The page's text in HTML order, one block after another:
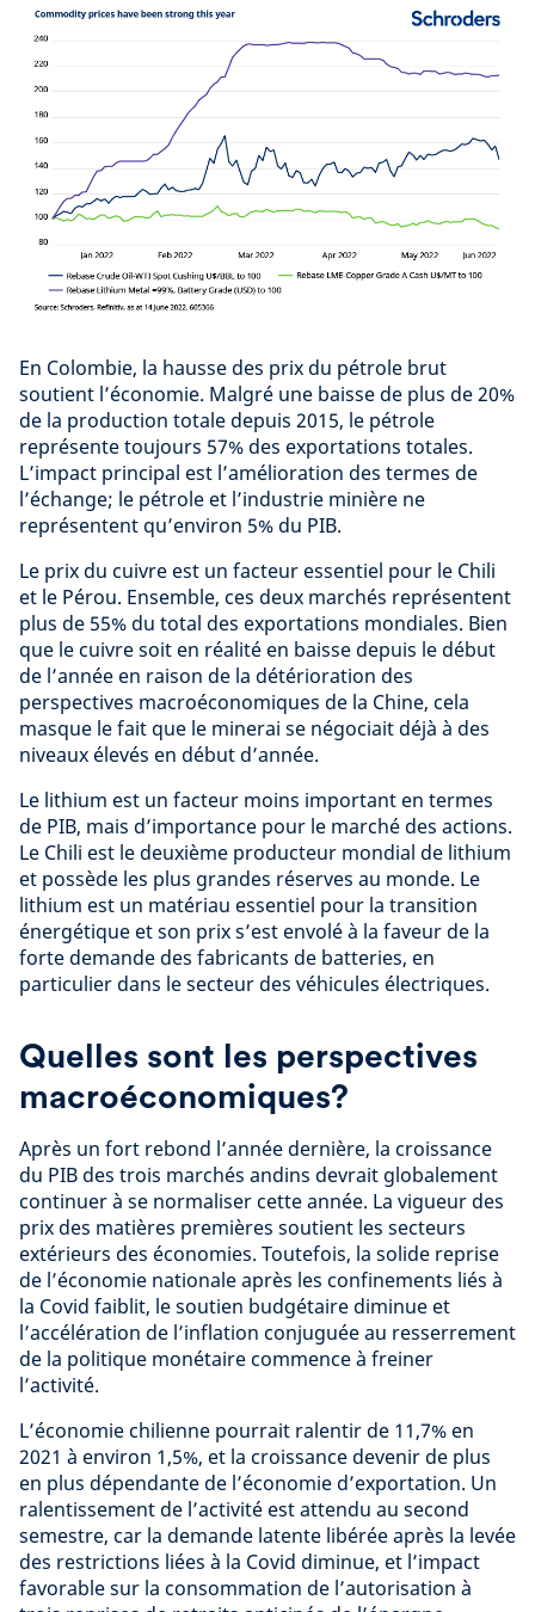
En Colombie, la hausse des prix du pétrole brut
soutient l’économie. Malgré une baisse de plus de 20%
de la production totale depuis 2015, le pétrole
représente toujours 57% des exportations totales.
L’impact principal est l’amélioration des termes de
l’échange; le pétrole et l’industrie minière ne
représentent qu’environ 5% du PIB.
Le prix du cuivre est un facteur essentiel pour le Chili
et le Pérou. Ensemble, ces deux marchés représentent
plus de 55% du total des exportations mondiales. Bien
que le cuivre soit en réalité en baisse depuis le début
de l’année en raison de la détérioration des
perspectives macroéconomiques de la Chine, cela
masque le fait que le minerai se négociait déjà à des
niveaux élevés en début d’année.
Le lithium est un facteur moins important en termes
de PIB, mais d’importance pour le marché des actions.
Le Chili est le deuxième producteur mondial de lithium
et possède les plus grandes réserves au monde. Le
lithium est un matériau essentiel pour la transition
énergétique et son prix s’est envolé à la faveur de la
forte demande des fabricants de batteries, en
particulier dans le secteur des véhicules électriques.
Quelles sont les perspectives
macroéconomiques?
Après un fort rebond l’année dernière, la croissance
du PIB des trois marchés andins devrait globalement
continuer à se normaliser cette année. La vigueur des
prix des matières premières soutient les secteurs
extérieurs des économies. Toutefois, la solide reprise
de l’économie nationale après les confinements liés à
la Covid faiblit, le soutien budgétaire diminue et
l’accélération de l’inflation conjuguée au resserrement
de la politique monétaire commence à freiner
l’activité.
L’économie chilienne pourrait ralentir de 11,7% en
2021 à environ 1,5%, et la croissance devenir de plus
en plus dépendante de l’économie d’exportation. Un
ralentissement de l’activité est attendu au second
semestre, car la demande latente libérée après la levée
des restrictions liées à la Covid diminue, et l’impact
favorable sur la consommation de l’autorisation à